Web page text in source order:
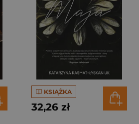
KSIĄŻKA
32,26 zł